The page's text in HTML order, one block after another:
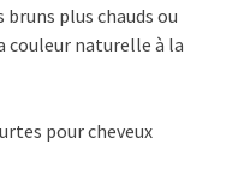
plus chauds ou
couleur naturelle à la